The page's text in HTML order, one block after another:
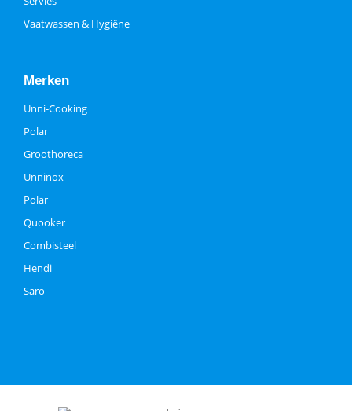
Vaatwassen & Hygiëne
Merken
Unni-Cooking
Polar
Groothoreca
Unninox
Polar
Quooker
Combisteel
Hendi
Saro